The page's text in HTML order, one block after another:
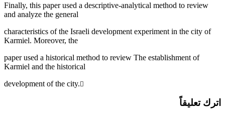
Finally, this paper used a descriptive-analytical method to review
and analyze the general
characteristics of the Israeli development experiment in the city of
Karmiel. Moreover, the
paper used a historical method to review The establishment of
Karmiel and the historical
development of the city.􀀟
اترك تعليقاً